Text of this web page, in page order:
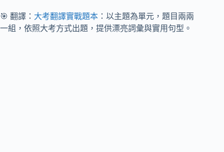
🎯 翻譯： 大考翻譯實戰題本 ：以主題為單元，題目兩兩
一組，依照大考方式出題，提供漂亮詞彙與實用句型。